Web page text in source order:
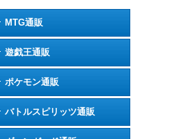
MTG通販
遊戯王通販
ポケモン通販
バトルスピリッツ通販